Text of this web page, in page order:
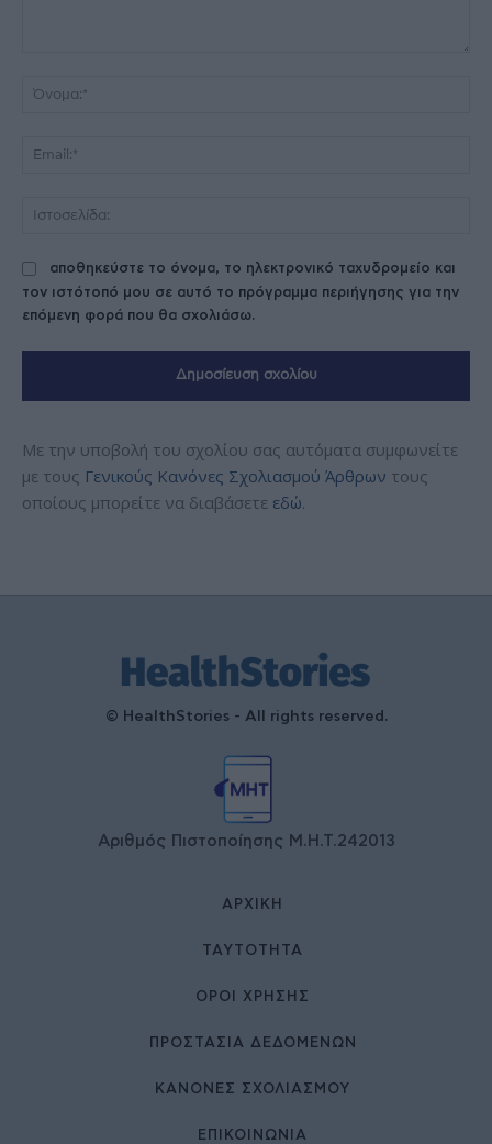
αποθηκεύστε το όνομα, το ηλεκτρονικό ταχυδρομείο και
τον ιστότοπό μου σε αυτό το πρόγραμμα περιήγησης για την
επόμενη φορά που θα σχολιάσω.
Με την υποβολή του σχολίου σας αυτόματα συμφωνείτε
με τους Γενικούς Κανόνες Σχολιασμού Άρθρων τους
οποίους μπορείτε να διαβάσετε εδώ.
© HealthStories - All rights reserved.
Αριθμός Πιστοποίησης Μ.Η.Τ.242013
ΑΡΧΙΚΉ
ΤΑΥΤΌΤΗΤΑ
ΌΡΟΙ ΧΡΉΣΗΣ
ΠΡΟΣΤΑΣΙΑ ΔΕΔΟΜΕΝΩΝ
ΚΑΝΟΝΕΣ ΣΧΟΛΙΑΣΜΟΥ
ΕΠΙΚΟΙΝΩΝΊΑ